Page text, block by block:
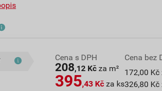
Cena s DPH
208,12 Kč za m²
395,43 Kč za ks
Cena bez
172,00 Kč
326,80 Kč